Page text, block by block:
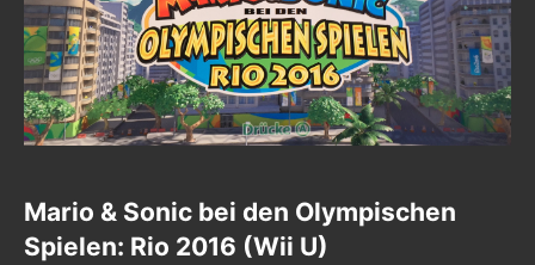
Mario & Sonic bei den Olympischen
Spielen: Rio 2016 (Wii U)